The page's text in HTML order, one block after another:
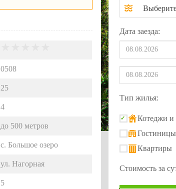
0508
25
4
до 500метров
с. Большое озеро
ул. Нагорная
5
Дата заезда:
Тип жилья:
Котеджи и
Квартиры
Стоимость за